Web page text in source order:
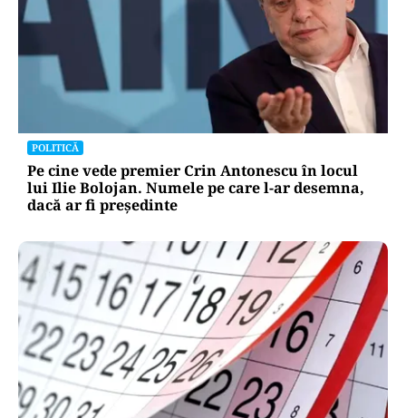
POLITICĂ
Pe cine vede premier Crin Antonescu în locul
lui Ilie Bolojan. Numele pe care l-ar desemna,
dacă ar fi președinte